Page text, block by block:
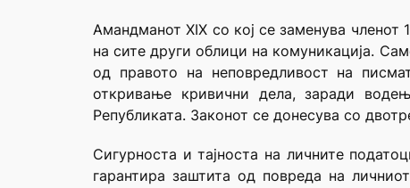
Амандманот XIX со кој се заменува членот
на сите други облици на комуникација.
од правото на неповредливост на
откривање кривични дела, заради
Републиката. Законот се донесува со
Сигурноста и тајноста на личните
гарантира заштита од повреда на